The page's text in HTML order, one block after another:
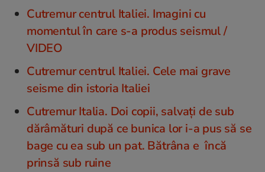
Cutremur centrul Italiei. Imagini cu
momentul în care s-a produs seismul /
VIDEO
Cutremur centrul Italiei. Cele mai grave
seisme din istoria Italiei
Cutremur Italia. Doi copii, salvați de sub
dărâmături după ce bunica lor i-a pus să se
bage cu ea sub un pat. Bătrâna e încă
prinsă sub ruine